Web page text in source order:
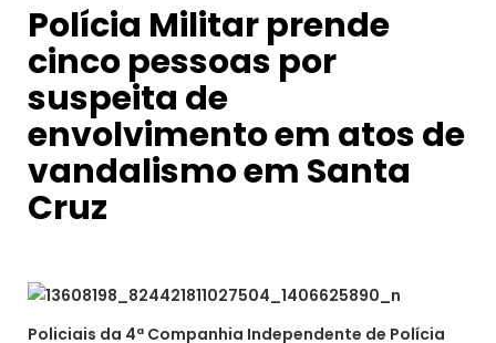
Polícia Militar prende
cinco pessoas por
suspeita de
envolvimento em atos de
vandalismo em Santa
Cruz
Policiais da 4ª Companhia Independente de Polícia